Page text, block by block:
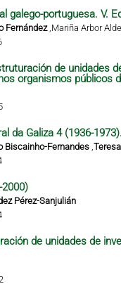
galego-portuguesa. V.
Fernández,Mariña Arbor
de unidades
organismos públicos
da Galiza 4 (1936-
Biscainho-Fernandes,
Pérez-Sanjulián
de unidades de